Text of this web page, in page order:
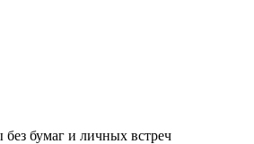
бумаг и личных встреч